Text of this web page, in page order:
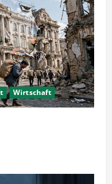
Wirtschaft